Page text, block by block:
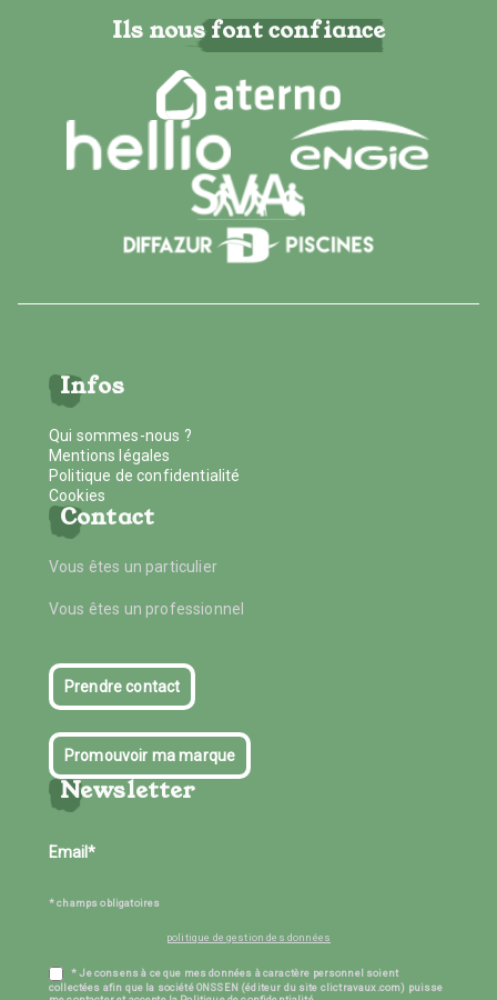
Ils nous font confiance
Infos
Qui sommes-nous ?
Mentions légales
Politique de confidentialité
Cookies
Contact
Vous êtes un particulier
Vous êtes un professionnel
Prendre contact
Promouvoir ma marque
Newsletter
* champs obligatoires
politique de gestion des données
* Je consens à ce que mes données à caractère personnel soient
collectées afin que la société ONSSEN (éditeur du site clictravaux.com) puisse